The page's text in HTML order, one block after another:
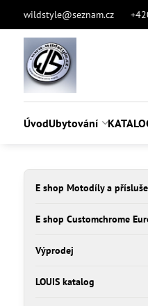
wildstyle@seznam.cz
ÚvodUbytování
E shop Motodíly a
E shop Customchrome
Výprodej
LOUIS katalog